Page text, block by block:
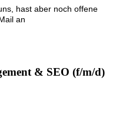
hast aber noch offene
an
& SEO (f/m/d)